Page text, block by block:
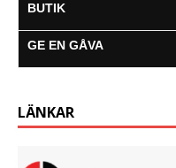
BUTIK
GE EN GÅVA
LÄNKAR